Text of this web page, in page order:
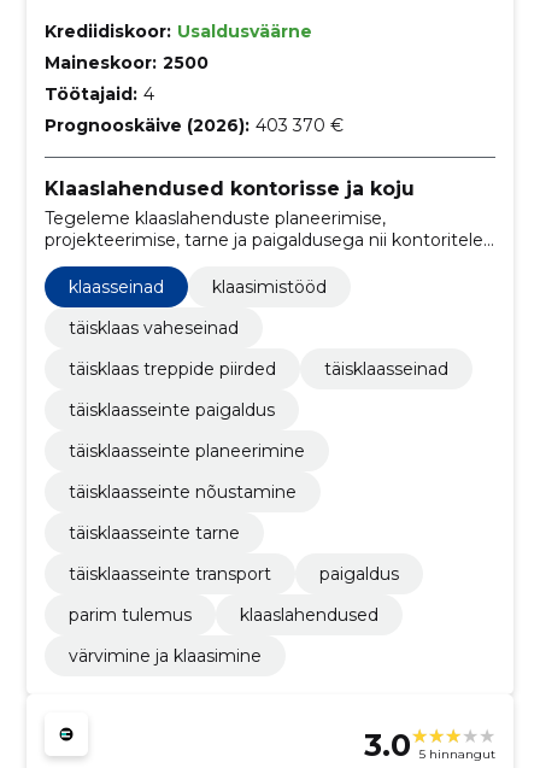
Krediidiskoor: Usaldusväärne
Maineskoor: 2500
Töötajaid: 4
Prognooskäive (2026): 403 370 €
Klaaslahendused kontorisse ja koju
Tegeleme klaaslahenduste planeerimise,
projekteerimise, tarne ja paigaldusega nii kontoritele
kui ka kodudele, pakkudes ainulaadset ja praktilist
disaini.
klaasseinad
klaasimistööd
täisklaas vaheseinad
täisklaas treppide piirded
täisklaasseinad
täisklaasseinte paigaldus
täisklaasseinte planeerimine
täisklaasseinte nõustamine
täisklaasseinte tarne
täisklaasseinte transport
paigaldus
parim tulemus
klaaslahendused
värvimine ja klaasimine
3.0 5 hinnangut